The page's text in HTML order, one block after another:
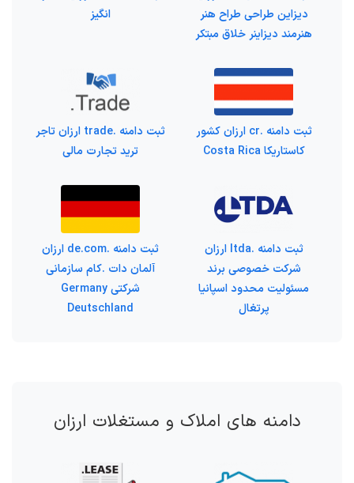
دیزاین طراحی طراح هنر
هنرمند دیزاینر خلاق مبتکر
انگیز
ثبت دامنه .cr ارزان کشور
کاستاریکا Costa Rica
ثبت دامنه .trade ارزان تاجر
ترید تجارت مالی
ثبت دامنه .ltda ارزان
شرکت خصوصی برند
مسئولیت محدود اسپانیا
پرتغال
ثبت دامنه .de.com ارزان
آلمان دات .کام سازمانی
شرکتی Germany
Deutschland
دامنه های املاک و مستغلات ارزان